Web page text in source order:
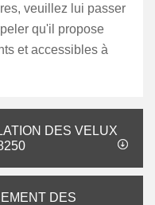
veuillez lui passer
qu'il propose
et accessibles à
DES VELUX
DES